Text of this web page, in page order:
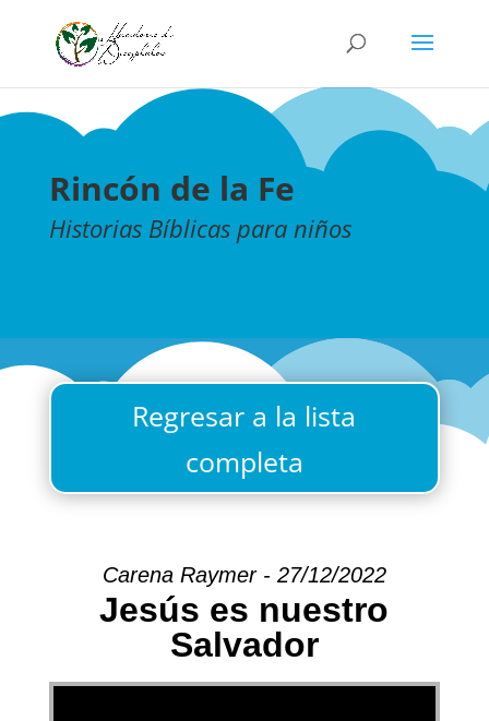
Rincón de la Fe
Historias Bíblicas para niños
Regresar a la lista
completa
Carena Raymer - 27/12/2022
Jesús es nuestro
Salvador